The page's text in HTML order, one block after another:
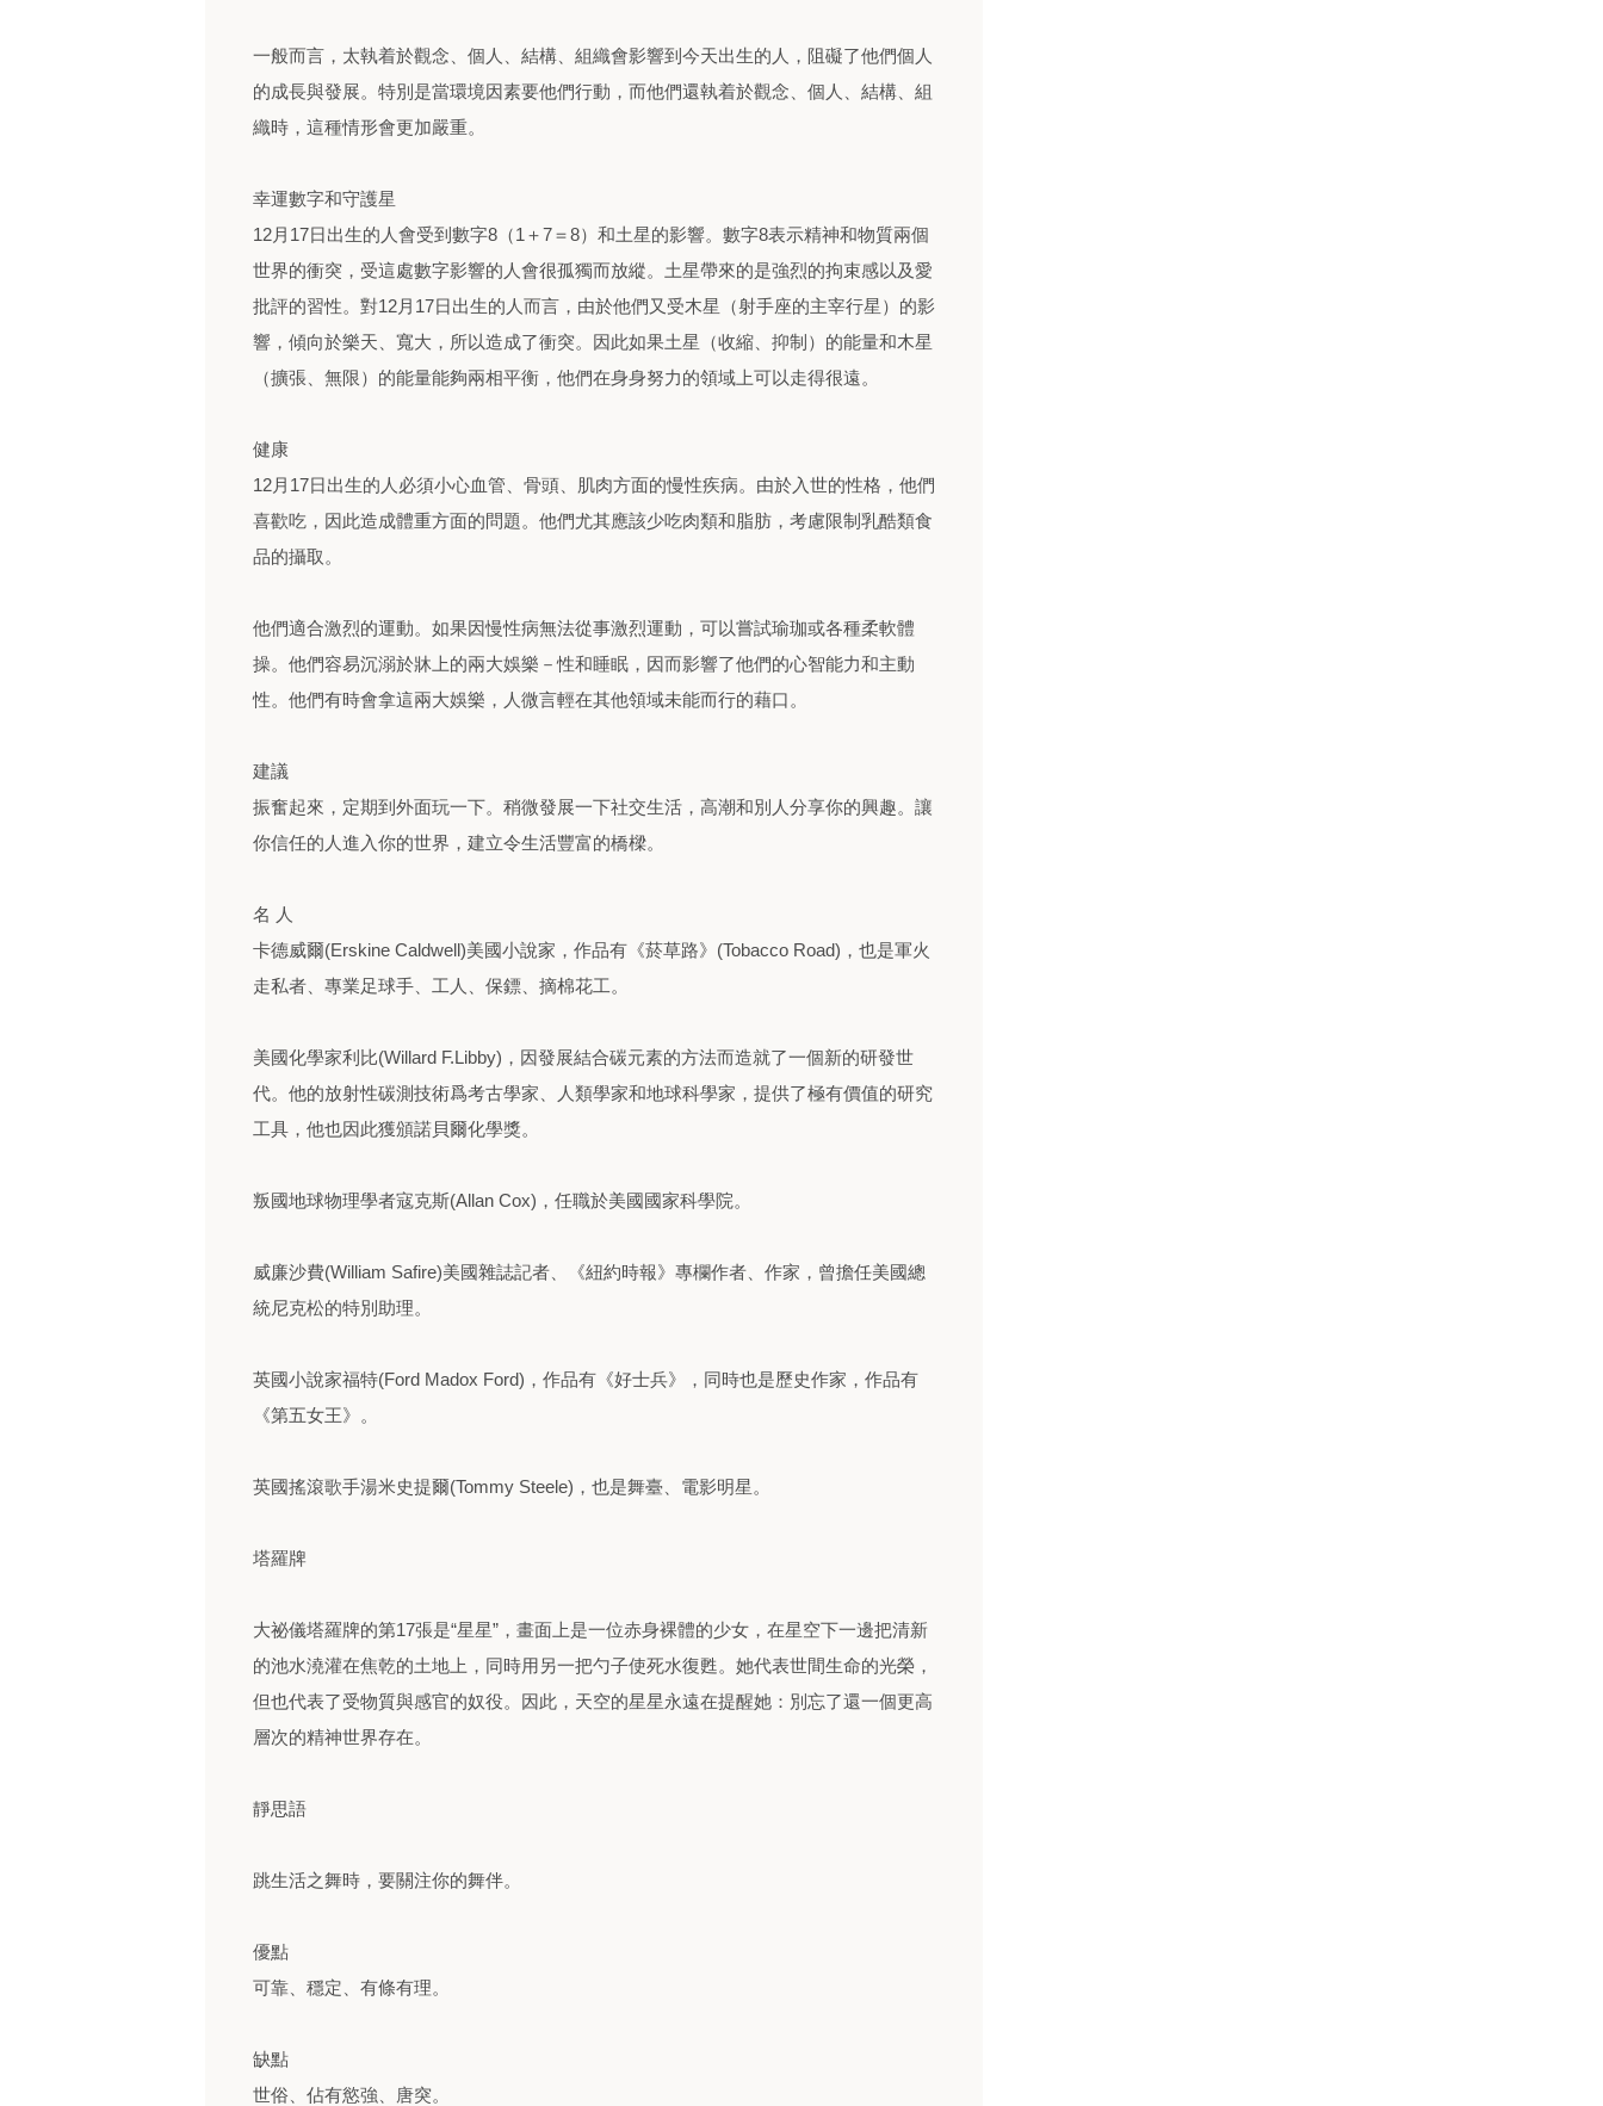
一般而言，太執着於觀念、個人、結構、組織會影響到今天出生的人，阻礙了他們個人
的成長與發展。特別是當環境因素要他們行動，而他們還執着於觀念、個人、結構、組
織時，這種情形會更加嚴重。
幸運數字和守護星
12月17日出生的人會受到數字8（1＋7＝8）和土星的影響。數字8表示精神和物質兩個
世界的衝突，受這處數字影響的人會很孤獨而放縱。土星帶來的是強烈的拘束感以及愛
批評的習性。對12月17日出生的人而言，由於他們又受木星（射手座的主宰行星）的影
響，傾向於樂天、寬大，所以造成了衝突。因此如果土星（收縮、抑制）的能量和木星
（擴張、無限）的能量能夠兩相平衡，他們在身身努力的領域上可以走得很遠。
健康
12月17日出生的人必須小心血管、骨頭、肌肉方面的慢性疾病。由於入世的性格，他們
喜歡吃，因此造成體重方面的問題。他們尤其應該少吃肉類和脂肪，考慮限制乳酷類食
品的攝取。
他們適合激烈的運動。如果因慢性病無法從事激烈運動，可以嘗試瑜珈或各種柔軟體
操。他們容易沉溺於牀上的兩大娛樂－性和睡眠，因而影響了他們的心智能力和主動
性。他們有時會拿這兩大娛樂，人微言輕在其他領域未能而行的藉口。
建議
振奮起來，定期到外面玩一下。稍微發展一下社交生活，高潮和別人分享你的興趣。讓
你信任的人進入你的世界，建立令生活豐富的橋樑。
名 人
卡德威爾(Erskine Caldwell)美國小說家，作品有《菸草路》(Tobacco Road)，也是軍火
走私者、專業足球手、工人、保鏢、摘棉花工。
美國化學家利比(Willard F.Libby)，因發展結合碳元素的方法而造就了一個新的研發世
代。他的放射性碳測技術爲考古學家、人類學家和地球科學家，提供了極有價值的研究
工具，他也因此獲頒諾貝爾化學獎。
叛國地球物理學者寇克斯(Allan Cox)，任職於美國國家科學院。
威廉沙費(William Safire)美國雜誌記者、《紐約時報》專欄作者、作家，曾擔任美國總
統尼克松的特別助理。
英國小說家福特(Ford Madox Ford)，作品有《好士兵》，同時也是歷史作家，作品有
《第五女王》。
英國搖滾歌手湯米史提爾(Tommy Steele)，也是舞臺、電影明星。
塔羅牌
大祕儀塔羅牌的第17張是“星星”，畫面上是一位赤身裸體的少女，在星空下一邊把清新
的池水澆灌在焦乾的土地上，同時用另一把勺子使死水復甦。她代表世間生命的光榮，
但也代表了受物質與感官的奴役。因此，天空的星星永遠在提醒她：別忘了還一個更高
層次的精神世界存在。
靜思語
跳生活之舞時，要關注你的舞伴。
優點
可靠、穩定、有條有理。
缺點
世俗、佔有慾強、唐突。